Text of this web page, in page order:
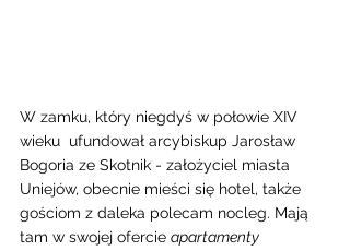
W zamku, który niegdyś w połowie XIV
wieku  ufundował arcybiskup Jarosław
Bogoria ze Skotnik - założyciel miasta
Uniejów, obecnie mieści się hotel, także
gościom z daleka polecam nocleg. Mają
tam w swojej ofercie apartamenty